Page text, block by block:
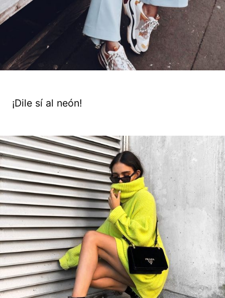
¡Dile sí al neón!